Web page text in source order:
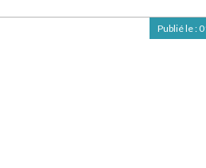
Publié le :